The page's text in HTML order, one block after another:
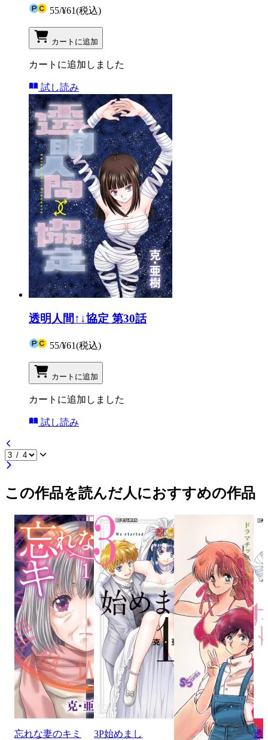
55/¥61(税込)
カートに追加
カートに追加しました
試し読み
透明人間↑↓協定 第30話
55/¥61(税込)
カートに追加
カートに追加しました
試し読み
この作品を読んだ人におすすめの作品
忘れな妻のキミ
3P始めまし
透